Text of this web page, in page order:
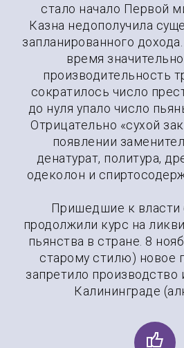
стало начало Первой
Казна недополучила
запланированного
время
производительность
сократилось число
до нуля упало число
Отрицательно «сухой
появлении
денатурат, политура,
одеколон и
Пришедшие к власти
продолжили курс на
пьянства в стране. 8
старому стилю) новое
запретило производство
Калининграде